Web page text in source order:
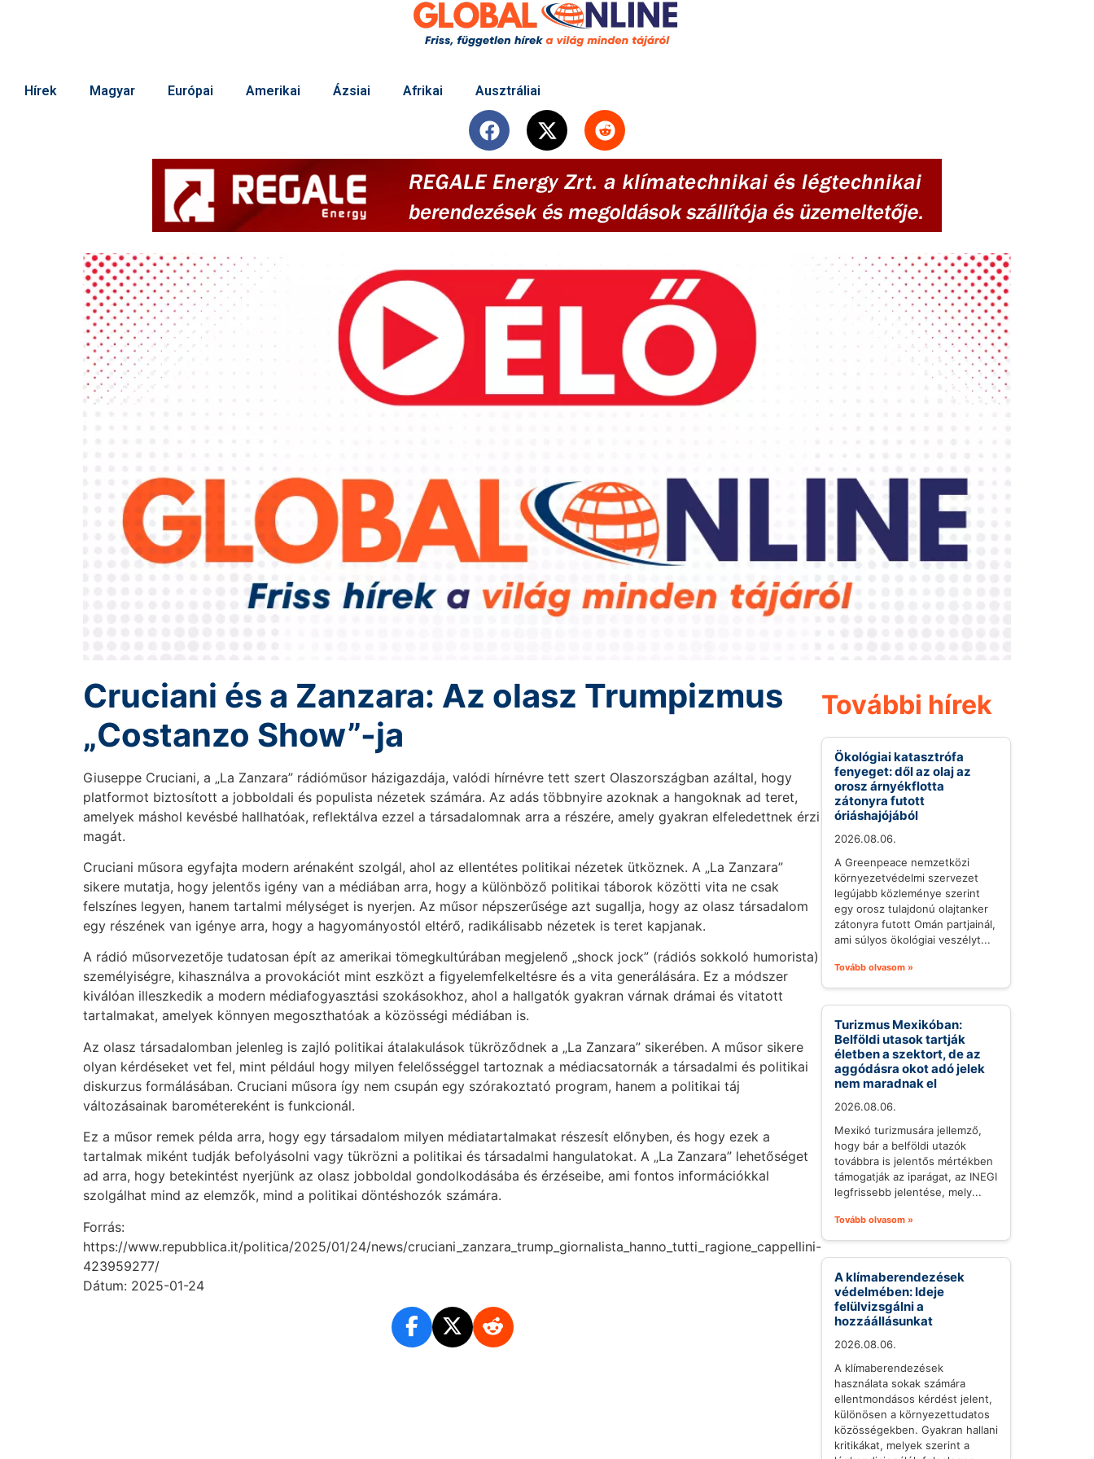
Hírek Magyar Európai Amerikai Ázsiai Afrikai Ausztráliai
Cruciani és a Zanzara: Az olasz Trumpizmus
„Costanzo Show”-ja
Giuseppe Cruciani, a „La Zanzara” rádióműsor házigazdája, valódi hírnévre tett szert Olaszországban azáltal, hogy
platformot biztosított a jobboldali és populista nézetek számára. Az adás többnyire azoknak a hangoknak ad teret,
amelyek máshol kevésbé hallhatóak, reflektálva ezzel a társadalomnak arra a részére, amely gyakran elfeledettnek érzi
magát.
Cruciani műsora egyfajta modern arénaként szolgál, ahol az ellentétes politikai nézetek ütköznek. A „La Zanzara”
sikere mutatja, hogy jelentős igény van a médiában arra, hogy a különböző politikai táborok közötti vita ne csak
felszínes legyen, hanem tartalmi mélységet is nyerjen. Az műsor népszerűsége azt sugallja, hogy az olasz társadalom
egy részének van igénye arra, hogy a hagyományostól eltérő, radikálisabb nézetek is teret kapjanak.
A rádió műsorvezetője tudatosan épít az amerikai tömegkultúrában megjelenő „shock jock” (rádiós sokkoló humorista)
személyiségre, kihasználva a provokációt mint eszközt a figyelemfelkeltésre és a vita generálására. Ez a módszer
kiválóan illeszkedik a modern médiafogyasztási szokásokhoz, ahol a hallgatók gyakran várnak drámai és vitatott
tartalmakat, amelyek könnyen megoszthatóak a közösségi médiában is.
Az olasz társadalomban jelenleg is zajló politikai átalakulások tükröződnek a „La Zanzara” sikerében. A műsor sikere
olyan kérdéseket vet fel, mint például hogy milyen felelősséggel tartoznak a médiacsatornák a társadalmi és politikai
diskurzus formálásában. Cruciani műsora így nem csupán egy szórakoztató program, hanem a politikai táj
változásainak barométereként is funkcionál.
Ez a műsor remek példa arra, hogy egy társadalom milyen médiatartalmakat részesít előnyben, és hogy ezek a
tartalmak miként tudják befolyásolni vagy tükrözni a politikai és társadalmi hangulatokat. A „La Zanzara” lehetőséget
ad arra, hogy betekintést nyerjünk az olasz jobboldal gondolkodásába és érzéseibe, ami fontos információkkal
szolgálhat mind az elemzők, mind a politikai döntéshozók számára.
Forrás:
https://www.repubblica.it/politica/2025/01/24/news/cruciani_zanzara_trump_giornalista_hanno_tutti_ragione_cappellini-
423959277/
Dátum: 2025-01-24
További hírek
Ökológiai katasztrófa
fenyeget: dől az olaj az
orosz árnyékflotta
zátonyra futott
óriáshajójából
2026.08.06.
A Greenpeace nemzetközi
környezetvédelmi szervezet
legújabb közleménye szerint
egy orosz tulajdonú olajtanker
zátonyra futott Omán partjainál,
ami súlyos ökológiai veszélyt...
Tovább olvasom »
Turizmus Mexikóban:
Belföldi utasok tartják
életben a szektort, de az
aggódásra okot adó jelek
nem maradnak el
2026.08.06.
Mexikó turizmusára jellemző,
hogy bár a belföldi utazók
továbbra is jelentős mértékben
támogatják az iparágat, az INEGI
legfrissebb jelentése, mely...
Tovább olvasom »
A klímaberendezések
védelmében: Ideje
felülvizsgálni a
hozzáállásunkat
2026.08.06.
A klímaberendezések
használata sokak számára
ellentmondásos kérdést jelent,
különösen a környezettudatos
közösségekben. Gyakran hallani
kritikákat, melyek szerint a